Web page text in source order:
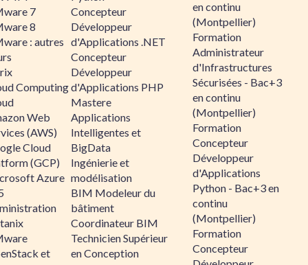
7
8
: autres
Computing
Web
(AWS)
Cloud
(GCP)
Azure
et
Concepteur
Développeur
d'Applications .NET
Concepteur
Développeur
d'Applications PHP
Mastere
Applications
Intelligentes et
BigData
Ingénierie et
modélisation
BIM Modeleur du
bâtiment
Coordinateur BIM
Technicien Supérieur
en Conception
en continu
(Montpellier)
Formation
Administrateur
d'Infrastructures
Sécurisées - Bac+3
en continu
(Montpellier)
Formation
Concepteur
Développeur
d'Applications
Python - Bac+3 en
continu
(Montpellier)
Formation
Concepteur